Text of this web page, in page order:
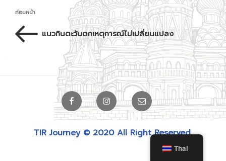
เมนู
นำทาง
เรื่อง
เรื่อง
ก่อน
หน้า
ก่อนหน้า
แนวกินตะวันตกเหตุการณ์ไม่เปลี่ยนแปลง
FacebookInstagram
Email
TIR Journey © 2020 All Right Reserved.
Thai